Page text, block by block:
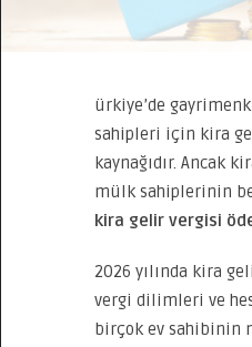
ürkiye’de
sahipleri için kira
kaynağıdır. Ancak
mülk sahiplerinin
kira gelir vergisi
2026 yılında kira
vergi dilimleri ve
birçok ev sahibinin